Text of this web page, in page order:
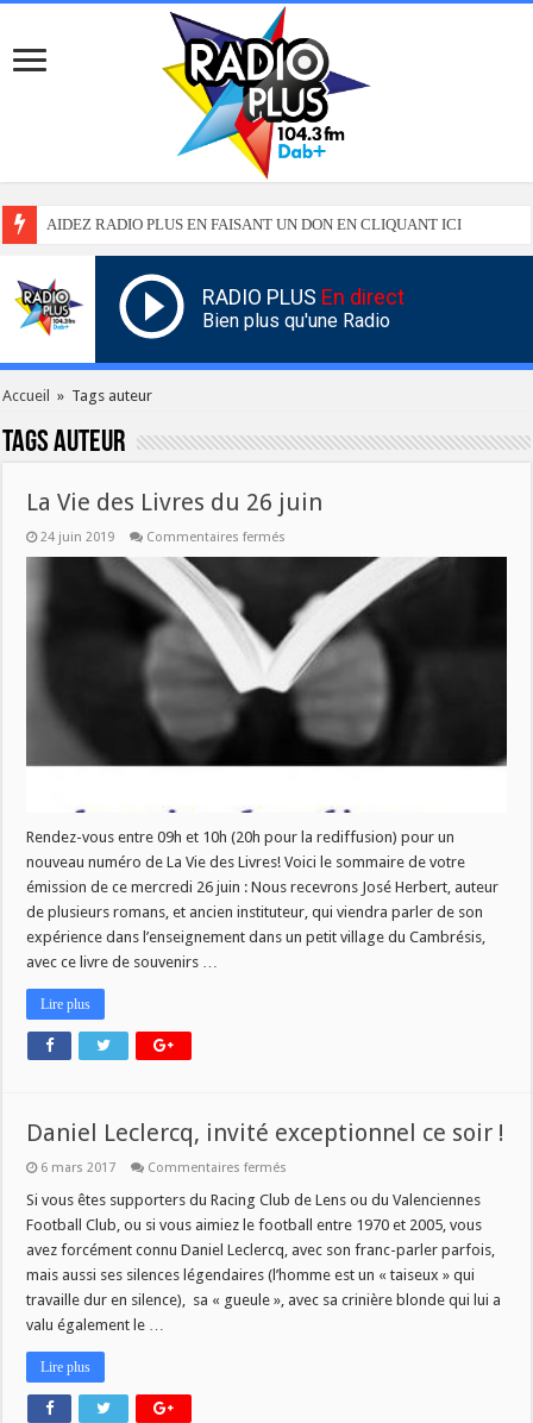
AIDEZ RADIO PLUS EN FAISANT UN DON EN CLIQUANT ICI
RADIO PLUS En direct
Bien plus qu'une Radio
Accueil » Tags auteur
Tagsauteur
La Vie des Livres du 26 juin
24 juin 2019 Commentaires fermés
Livres
du
26
juin
Rendez-vous entre 09h et 10h (20h pour la rediffusion) pour un
nouveau numéro de La Vie des Livres! Voici le sommaire de votre
émission de ce mercredi 26 juin : Nous recevrons José Herbert, auteur
de plusieurs romans, et ancien instituteur, qui viendra parler de son
expérience dans l’enseignement dans un petit village du Cambrésis,
avec ce livre de souvenirs …
Lire plus
Daniel Leclercq, invité exceptionnel ce soir !
6 mars 2017 Commentaires fermés
Leclercq,
exceptionnel
ce
soir
!
Si vous êtes supporters du Racing Club de Lens ou du Valenciennes
Football Club, ou si vous aimiez le football entre 1970 et 2005, vous
avez forcément connu Daniel Leclercq, avec son franc-parler parfois,
mais aussi ses silences légendaires (l’homme est un « taiseux » qui
travaille dur en silence), sa « gueule », avec sa crinière blonde qui lui a
valu également le …
Lire plus